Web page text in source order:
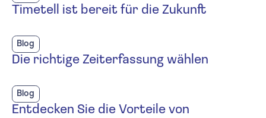
Timetell ist bereit für die Zukunft
Blog
Die richtige Zeiterfassung wählen
Blog
Entdecken Sie die Vorteile von